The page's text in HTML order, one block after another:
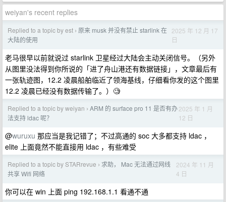
weiyan's recent replies
Replied to a topic by est › 原来 musk 并没有禁止 starlink 在
大陆的使用
2025 年 12 月 17
日
老马很早以前就说过 starlink 卫星经过大陆会主动关闭信号。（另外
从图里没法得到你所说的「进了舟山港还有数据链接」，文章最后有
一张轨迹图，12.2 凌晨船舶临近了领海基线，仔细看你发的这个图里
12.2 凌晨已经没有数据传输了。）🧐
Replied to a topic by weiyan › ARM 的 surface pro 11 是否有办
法支持 ldac 呢？
2025 年 1 月
12 日
@wuruxu 那应当是我记错了；不过高通的 soc 大多都支持 ldac ，
elite 上面竟然不能直接用 ldac ，有些难受
Replied to a topic by STARrevue › 求助， Mac 无法通过网线
共享 Wifi 网络
2024 年 11 月
4 日
你可以在 win 上面 ping 192.168.1.1 看通不通